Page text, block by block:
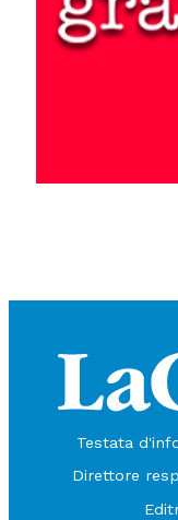
Testata
Direttore